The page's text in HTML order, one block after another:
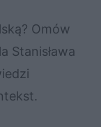
Omów
Stanisława